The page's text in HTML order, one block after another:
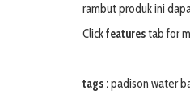
rambut produk ini
Clickfeaturestab for
tags :padison water